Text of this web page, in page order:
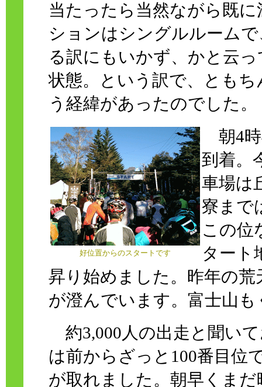
当たったら当然ながら既
ションはシングルルーム
る訳にもいかず、かと云
状態。という訳で、とも
う経緯があったのでした。
好位置からのスタートです
朝4時
到着。
車場は
寮まで
この位
タート
昇り始めました。昨年の
が澄んでいます。富士山
約3,000人の出走と聞い
は前からざっと100番目位
が取れました。朝早くま